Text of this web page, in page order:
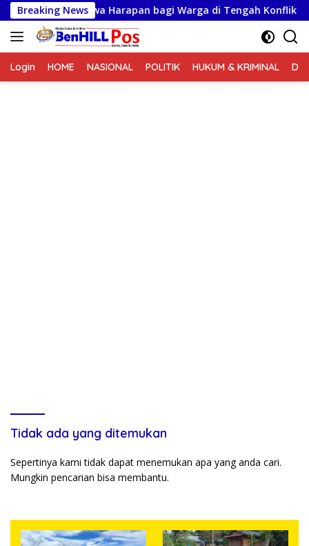
Langsung
ke
konten
Breaking News
Membawa Harapan bagi Warga di Tengah Konflik Ugimba
Login HOME NASIONAL POLITIK HUKUM & KRIMINAL
Tidak ada yang ditemukan
Sepertinya kami tidak dapat menemukan apa yang anda cari.
Mungkin pencarian bisa membantu.